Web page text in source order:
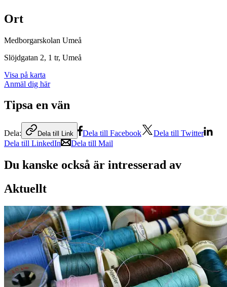
Ort
Medborgarskolan Umeå
Slöjdgatan 2, 1 tr, Umeå
Visa på karta
Anmäl dig här
Tipsa en vän
Dela: Dela till Link Dela till Facebook
Dela till Twitter
Dela till LinkedIn
Dela till Mail
Du kanske också är intresserad av
Aktuellt